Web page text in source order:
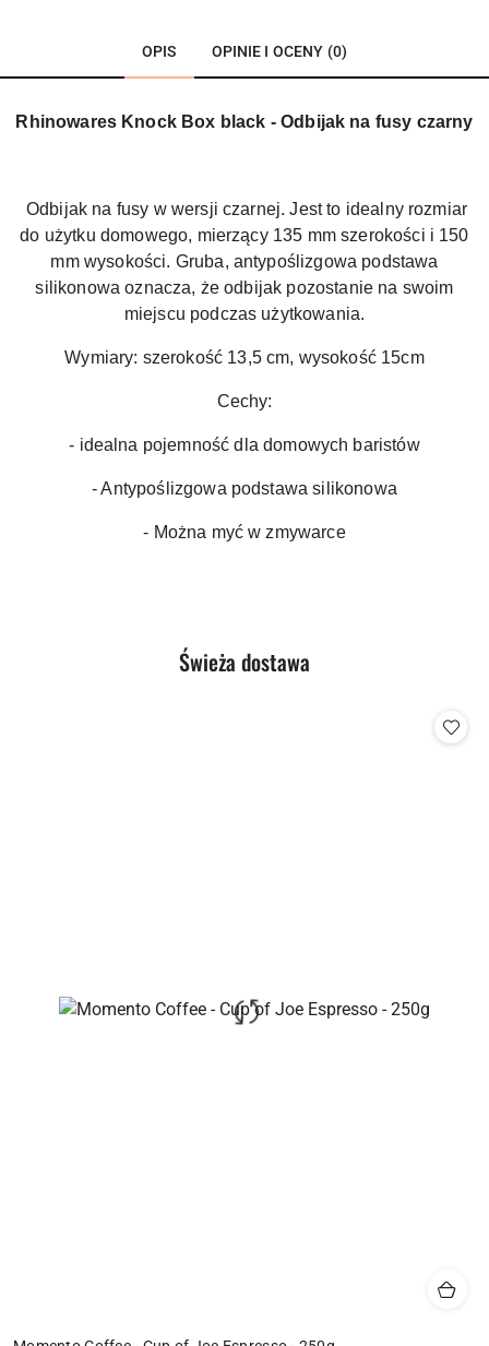
OPIS OPINIE I OCENY (0)
Rhinowares Knock Box black - Odbijak na fusy czarny
Odbijak na fusy w wersji czarnej. Jest to idealny rozmiar
do użytku domowego, mierzący 135 mm szerokości i 150
mm wysokości. Gruba, antypoślizgowa podstawa
silikonowa oznacza, że odbijak pozostanie na swoim
miejscu podczas użytkowania.
Wymiary: szerokość 13,5 cm, wysokość 15cm
Cechy:
- idealna pojemność dla domowych baristów
- Antypoślizgowa podstawa silikonowa
- Można myć w zmywarce
Pomiń karuzelę produktów
Produkty
Świeża dostawa